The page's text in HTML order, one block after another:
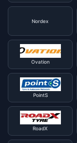
Nordex
Ovation
PointS
RoadX